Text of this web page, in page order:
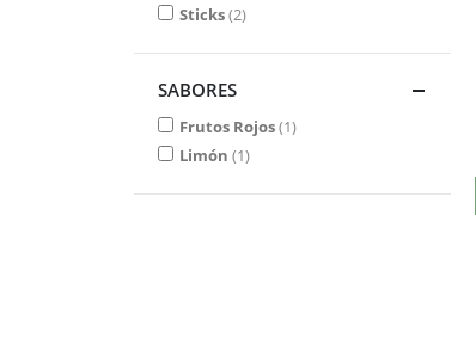
Sticks 2
SABORES
Frutos Rojos 1
Limón 1